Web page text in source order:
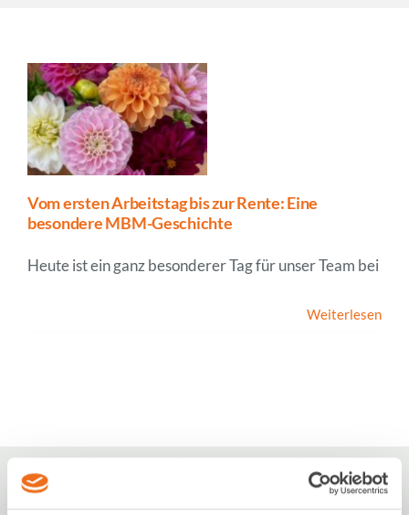
News
Vom ersten Arbeitstag bis zur Rente: Eine
besondere MBM-Geschichte
Heute ist ein ganz besonderer Tag für unser Team bei
Weiterlesen